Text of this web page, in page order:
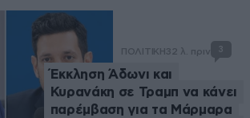
ΠΟΛΙΤΙΚΗ32 λ. πριν 3
Έκκληση Άδωνι και
Κυρανάκη σε Τραμπ να κάνει
παρέμβαση για τα Μάρμαρα